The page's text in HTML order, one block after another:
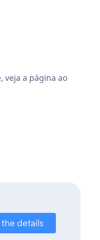
veja a página ao
the details